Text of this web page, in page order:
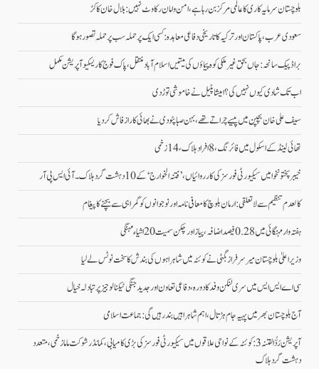
بلوچستان سرمایہ کاری کا عالمی مرکز بن رہا ہے، امن و امان رکاوٹ نہیں: بلال خان کاکڑ
سعودی عرب، پاکستان اور ترکیہ کا تاریخی دفاعی معاہدہ: کسی ایک پر حملہ سب پر حملہ تصور ہوگا
براڈ پیک سانحہ: جاں بحق غیر ملکی کوہ پیماؤں کی میتیں اسلام آباد منتقل، پاک فوج کا ریسکیو آپریشن مکمل
اب تک شادی کیوں نہیں کی؟ امیشا پٹیل نے خاموشی توڑ دی
سیف علی خان بچپن میں پیسے چراتے تھے، بہن صبا پٹودی نے بھائی کا راز فاش کردیا
تھائی لینڈ کے اسکول میں فائرنگ، 8 افراد ہلاک، 14 زخمی
خیبر پختونخوا میں سیکیورٹی فورسز کی کارروائیاں، ’فتنہ الخوارج‘ کے 10 دہشت گرد ہلاک۔آئی ایس پی آر
کالعدم تنظیم سے لاتعلقی: ارمان بلوچ کا معافی نامہ اور نوجوانوں کو گمراہی سے بچنے کا پیغام
ہفتہ وار مہنگائی میں 0.28 فیصد اضافہ، پیاز اور چکن سمیت 20 اشیاء مہنگی
وزیراعلیٰ بلوچستان میر سرفراز بگٹی نے کوئٹہ میں شاہراہوں کی بندش کا سخت نوٹس لے لیا
سی اے ایس ایس میں سری لنکن وفد کا دورہ، دفاعی تعاون اور جدید جنگی ٹیکنالوجیز پر تبادلہ خیال
آج بلوچستان بھر میں پہیہ جام ہڑتال، اہم شاہراہیں بند رہیں گی: جماعت اسلامی
آپریشن رَدُّ الفتنہ 3: کوئٹہ کے نواحی علاقوں میں سیکیورٹی فورسز کی بڑی کامیابی، کمانڈر شوکت ماما زخمی، متعدد
دہشت گرد ہلاک